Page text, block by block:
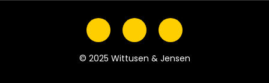
© 2025 Wittusen & Jensen